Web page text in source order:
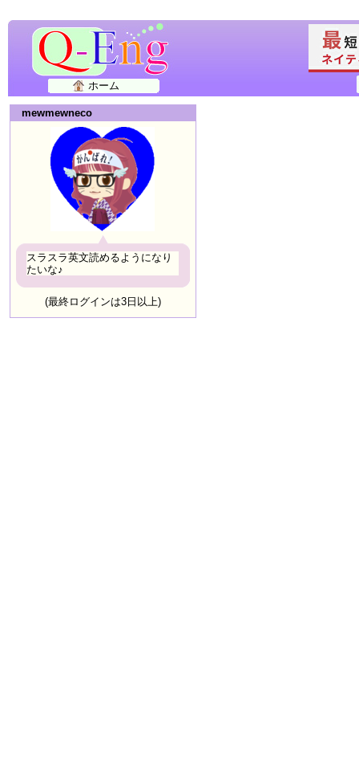
ホーム
mewmewneco
スラスラ英文読めるようになり
たいな♪
(最終ログインは3日以上)